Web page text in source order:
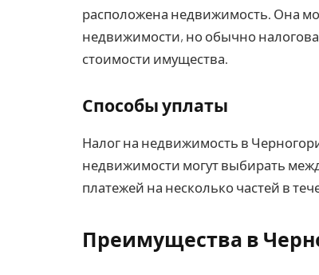
расположена недвижимость. Она
недвижимости, но обычно
стоимости имущества.
Способы уплаты
Налог на недвижимость в
недвижимости могут выбирать
платежей на несколько частей в
Преимущества в